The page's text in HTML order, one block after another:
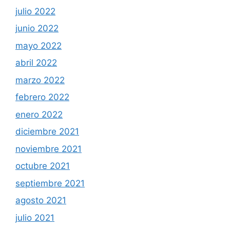
julio 2022
junio 2022
mayo 2022
abril 2022
marzo 2022
febrero 2022
enero 2022
diciembre 2021
noviembre 2021
octubre 2021
septiembre 2021
agosto 2021
julio 2021